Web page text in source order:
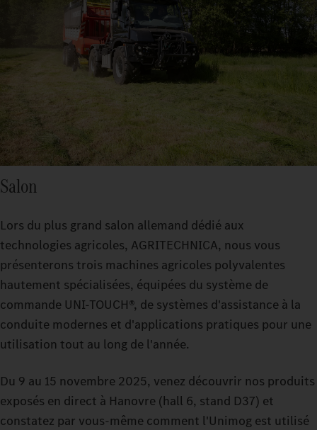
Salon
Lors du plus grand salon allemand dédié aux
technologies agricoles, AGRITECHNICA, nous vous
présenterons trois machines agricoles polyvalentes
hautement spécialisées, équipées du système de
commande UNI-TOUCH®, de systèmes d'assistance à la
conduite modernes et d'applications pratiques pour une
utilisation tout au long de l'année.
Du 9 au 15 novembre 2025, venez découvrir nos produits
exposés en direct à Hanovre (hall 6, stand D37) et
constatez par vous-même comment l'Unimog est utilisé